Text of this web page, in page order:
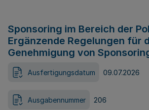
Sponsoring im Bereich der
Ergänzende Regelungen für
Genehmigung von
Ausfertigungsdatum 09.07.2026
Ausgabennummer 206